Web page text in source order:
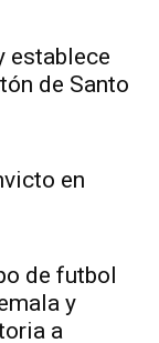
establece
de Santo
en
de futbol
y
a